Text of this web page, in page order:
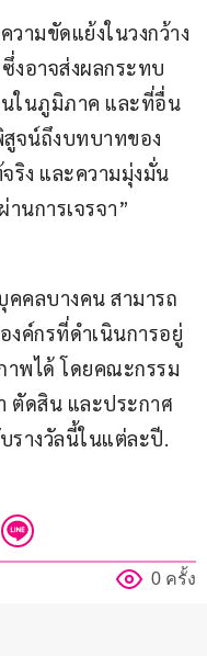
ามขัดแย้งในวงกว้าง
งอาจส่งผลกระทบ
ในภูมิภาค และที่อื่น
จน์ถึงบทบาทของ
ริง และความมุ่งมั่น
นการเจรจา”
คลบางคน สามารถ
ค์กรที่ดำเนินการอยู่
าพได้ โดยคณะกรรม
ตัดสิน และประกาศ
รางวัลนี้ในแต่ละปี.
0 ครั้ง